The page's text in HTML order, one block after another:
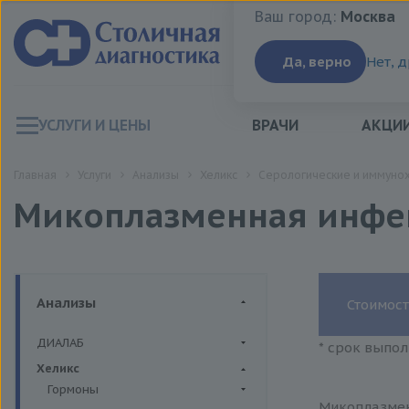
Ваш город:Москва
Ваш город: Москва
Да, верно Нет,
УСЛУГИ И ЦЕНЫ ВРАЧИ
Микоплазменная
Анализы
ДИАЛАБ
Биохимия крови
Хеликс
Гормоны
* срок